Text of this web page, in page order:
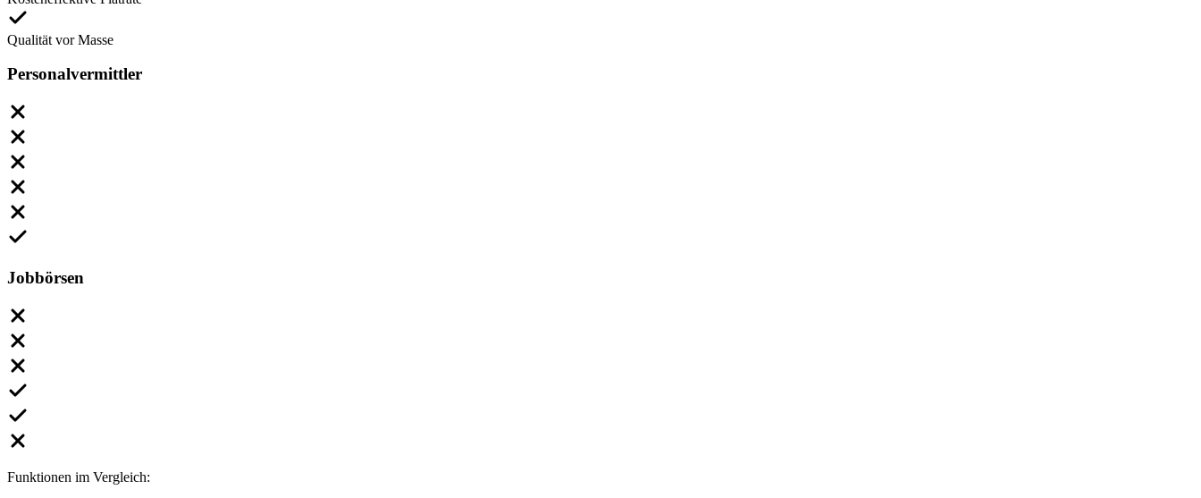
Qualität vor Masse
Personalvermittler
Jobbörsen
Funktionen im Vergleich: